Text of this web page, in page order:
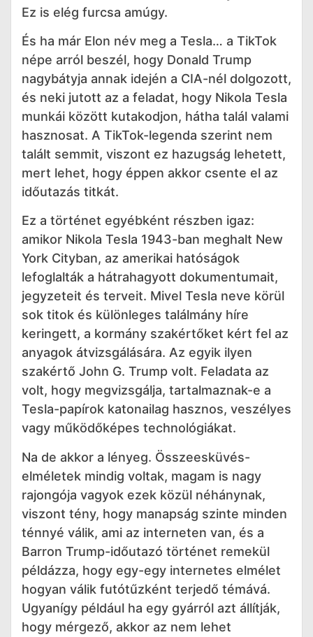
Ez is elég furcsa amúgy.
És ha már Elon név meg a Tesla… a TikTok
népe arról beszél, hogy Donald Trump
nagybátyja annak idején a CIA-nél dolgozott,
és neki jutott az a feladat, hogy Nikola Tesla
munkái között kutakodjon, hátha talál valami
hasznosat. A TikTok-legenda szerint nem
talált semmit, viszont ez hazugság lehetett,
mert lehet, hogy éppen akkor csente el az
időutazás titkát.
Ez a történet egyébként részben igaz:
amikor Nikola Tesla 1943-ban meghalt New
York Cityban, az amerikai hatóságok
lefoglalták a hátrahagyott dokumentumait,
jegyzeteit és terveit. Mivel Tesla neve körül
sok titok és különleges találmány híre
keringett, a kormány szakértőket kért fel az
anyagok átvizsgálására. Az egyik ilyen
szakértő John G. Trump volt. Feladata az
volt, hogy megvizsgálja, tartalmaznak-e a
Tesla-papírok katonailag hasznos, veszélyes
vagy működőképes technológiákat.
Na de akkor a lényeg. Összeesküvés-
elméletek mindig voltak, magam is nagy
rajongója vagyok ezek közül néhánynak,
viszont tény, hogy manapság szinte minden
ténnyé válik, ami az interneten van, és a
Barron Trump-időutazó történet remekül
példázza, hogy egy-egy internetes elmélet
hogyan válik futótűzként terjedő témává.
Ugyanígy például ha egy gyárról azt állítják,
hogy mérgező, akkor az nem lehet